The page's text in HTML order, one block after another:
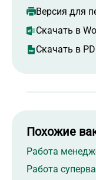
Версия для
Скачать в
Скачать в
Похожие
Работа
Работа